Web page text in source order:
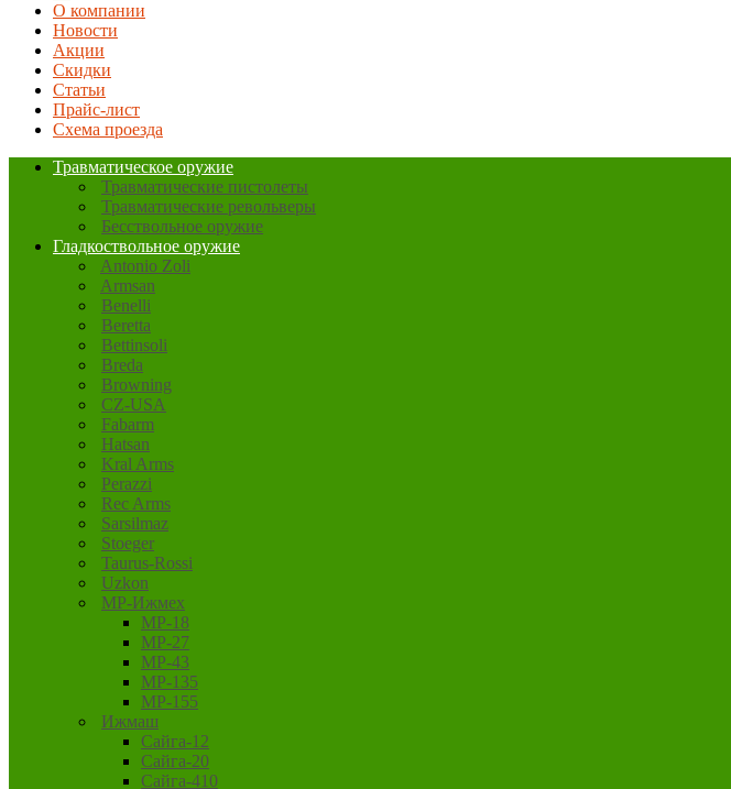
О компании
Новости
Акции
Скидки
Статьи
Прайс-лист
Схема проезда
Травматическое оружие
Травматические пистолеты
Травматические револьверы
Бесствольное оружие
Гладкоствольное оружие
Antonio Zoli
Armsan
Benelli
Beretta
Bettinsoli
Breda
Browning
CZ-USA
Fabarm
Hatsan
Kral Arms
Perazzi
Rec Arms
Sarsilmaz
Stoeger
Taurus-Rossi
Uzkon
MP-Ижмех
MP-18
MP-27
MP-43
MP-135
MP-155
Ижмаш
Сайга-12
Сайга-20
Сайга-410